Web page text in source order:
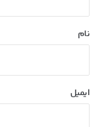
نام
ایمیل